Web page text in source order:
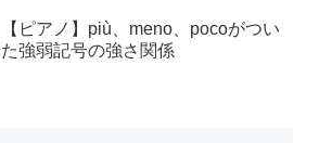
【ピアノ】più、meno、pocoがつい
た強弱記号の強さ関係